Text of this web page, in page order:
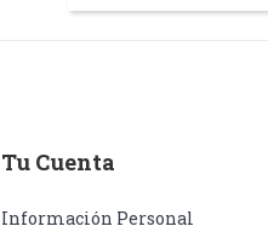
Tu Cuenta
Información Personal